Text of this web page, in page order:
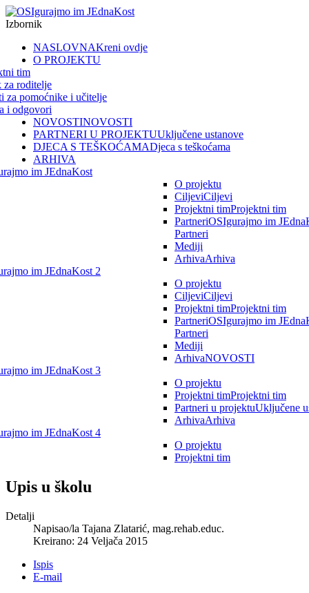
Izbornik
NASLOVNAKreni ovdje
O PROJEKTU
tim
za roditelje
za pomoćnike i učitelje
i odgovori
NOVOSTINOVOSTI
PARTNERI U PROJEKTUUključene ustanove
DJECA S TEŠKOĆAMADjeca s teškoćama
ARHIVA
im JEdnaKost
O projektu
CiljeviCiljevi
Projektni timProjektni tim
PartneriOSIgurajmo im
Partneri
Mediji
ArhivaArhiva
im JEdnaKost 2
O projektu
CiljeviCiljevi
Projektni timProjektni tim
PartneriOSIgurajmo im
Partneri
Mediji
ArhivaNOVOSTI
im JEdnaKost 3
O projektu
Projektni timProjektni tim
Partneri u projektuUključene
ArhivaArhiva
im JEdnaKost 4
O projektu
Projektni tim
Upis u školu
Detalji
Napisao/la Tajana Zlatarić, mag.rehab.educ.
Kreirano: 24 Veljača 2015
Ispis
E-mail